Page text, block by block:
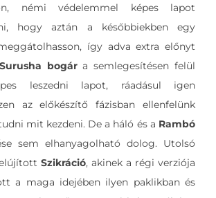
némi védelemmel képes lapot
hogy aztán a későbbiekben egy
így adva extra előnyt
Surusha bogára semlegesítésen felül
leszedni lapot, ráadásul igen
az előkészítő fázisban ellenfelünk
mit kezdeni. De a háló és a Rambó
sem elhanyagolható dolog. Utolsó
Szikráció, akinek a régi verziója
a maga idejében ilyen paklikban és